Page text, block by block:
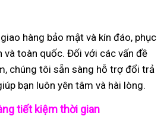
hàng bảo mật và kín đáo, phục
và toàn quốc. Đối với các vấn đề
chúng tôi sẵn sàng hỗ trợ đổi trả
bạn luôn yên tâm và hài lòng.
tiết kiệm thời gian